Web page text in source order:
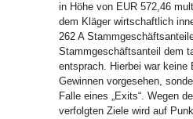
in Höhe von EUR 572,46
dem Kläger wirtschaftlich
262 A
Stammgeschäftsanteil dem
entsprach. Hierbei war keine
Gewinnen vorgesehen,
Falle eines „Exits“. Wegen
verfolgten Ziele wird auf